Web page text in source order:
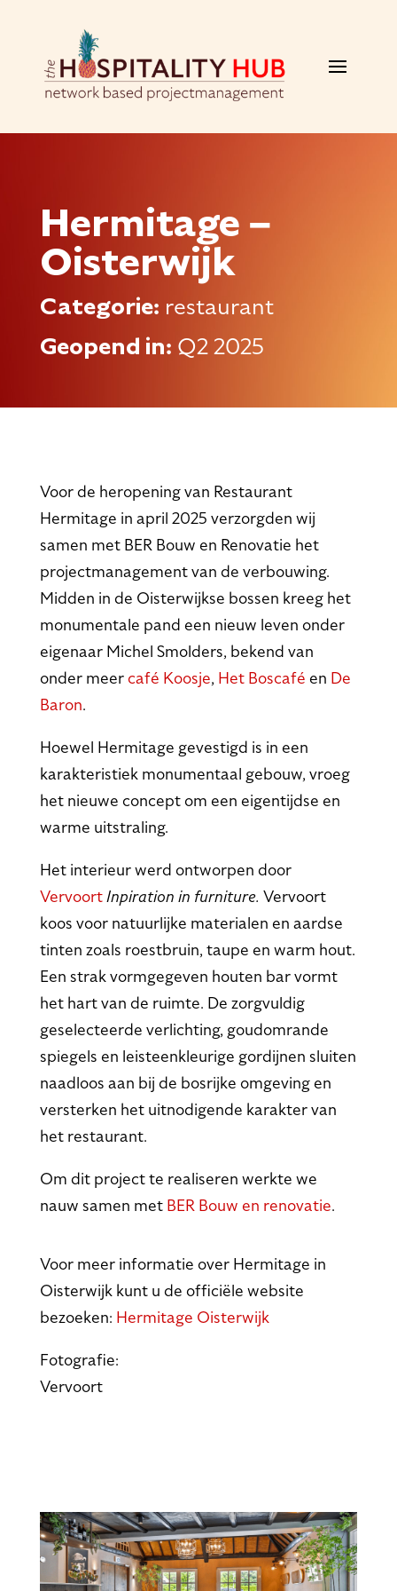
Hermitage –
Oisterwijk
Categorie: restaurant
Geopend in: Q2 2025
Voor de heropening van Restaurant
Hermitage in april 2025 verzorgden wij
samen met BER Bouw en Renovatie het
projectmanagement van de verbouwing.
Midden in de Oisterwijkse bossen kreeg het
monumentale pand een nieuw leven onder
eigenaar Michel Smolders, bekend van
onder meercafé Koosje, Het Boscafé en De
Baron.
Hoewel Hermitage gevestigd is in een
karakteristiek monumentaal gebouw, vroeg
het nieuwe concept om een eigentijdse en
warme uitstraling.
Het interieur werd ontworpen door
VervoortInpiration in furniture. Vervoort
koos voor natuurlijke materialen en aardse
tinten zoals roestbruin, taupe en warm hout.
Een strak vormgegeven houten bar vormt
het hart van de ruimte. De zorgvuldig
geselecteerde verlichting, goudomrande
spiegels en leisteenkleurige gordijnen sluiten
naadloos aan bij de bosrijke omgeving en
versterken het uitnodigende karakter van
het restaurant.
Om dit project te realiseren werkte we
nauw samen met BER Bouw en renovatie.
Voor meer informatie over Hermitage in
Oisterwijk kunt u de officiële website
bezoeken: Hermitage Oisterwijk
Fotografie:
Vervoort